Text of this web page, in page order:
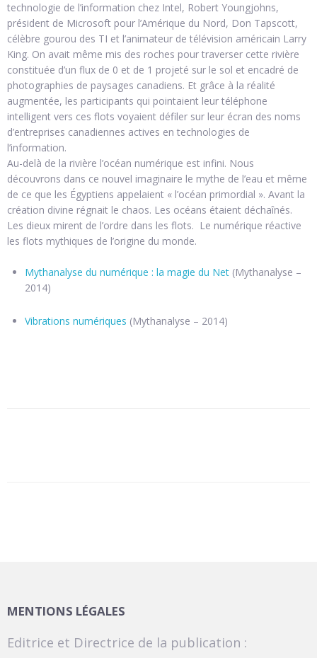
technologie de l’information chez Intel, Robert Youngjohns,
président de Microsoft pour l’Amérique du Nord, Don Tapscott,
célèbre gourou des TI et l’animateur de télévision américain Larry
King. On avait même mis des roches pour traverser cette rivière
constituée d’un flux de 0 et de 1 projeté sur le sol et encadré de
photographies de paysages canadiens. Et grâce à la réalité
augmentée, les participants qui pointaient leur téléphone
intelligent vers ces flots voyaient défiler sur leur écran des noms
d’entreprises canadiennes actives en technologies de
l’information.
Au-delà de la rivière l’océan numérique est infini. Nous
découvrons dans ce nouvel imaginaire le mythe de l’eau et même
de ce que les Égyptiens appelaient « l’océan primordial ». Avant la
création divine régnait le chaos. Les océans étaient déchaînés.
Les dieux mirent de l’ordre dans les flots. Le numérique réactive
les flots mythiques de l’origine du monde.
Mythanalyse du numérique : la magie du Net (Mythanalyse –
2014)
Vibrations numériques (Mythanalyse – 2014)
MENTIONS LÉGALES
Editrice et Directrice de la publication :